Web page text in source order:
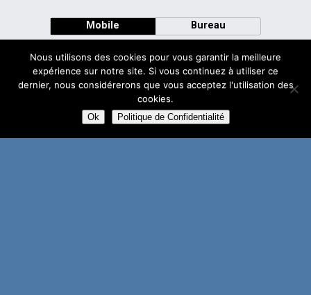
Mobile Bureau
Avec
WPtouch Mobile Suite for WordPress
Nous utilisons des cookies pour vous garantir la meilleure
expérience sur notre site. Si vous continuez à utiliser ce
dernier, nous considérerons que vous acceptez l'utilisation des
cookies.
Ok Politique de Confidentialité